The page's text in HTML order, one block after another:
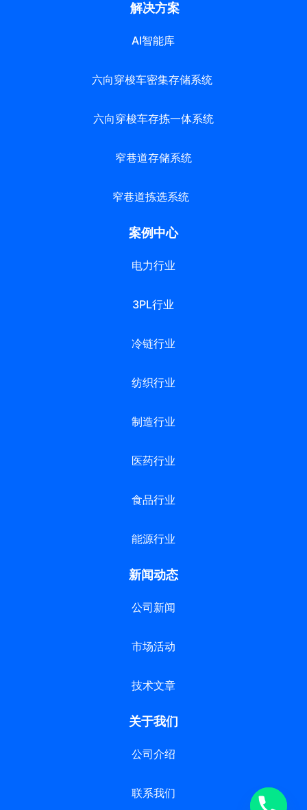
解决方案
AI智能库
六向穿梭车密集存储系统
六向穿梭车存拣一体系统
窄巷道存储系统
窄巷道拣选系统
案例中心
电力行业
3PL行业
冷链行业
纺织行业
制造行业
医药行业
食品行业
能源行业
新闻动态
公司新闻
市场活动
技术文章
关于我们
公司介绍
联系我们